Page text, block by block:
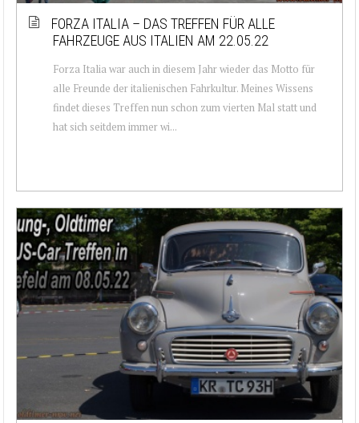
FORZA ITALIA – DAS TREFFEN FÜR ALLE
FAHRZEUGE AUS ITALIEN AM 22.05.22
Forza Italia war auch in diesem Jahr wieder das Motto für
alle Freunde der italienischen Fahrkultur. Meines Wissens
findet dieses Treffen nun schon zum vierten Mal statt und
hat sich seitdem immer wi...